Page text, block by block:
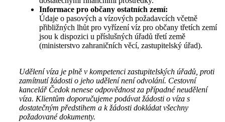
Informace pro občany ostatních zemí:
Údaje o pasových a vízových požadavcích včetně
přibližných lhůt pro vyřízení víz pro občany třetích zemí
jsou k dispozici u příslušných úřadů třetí země
(ministerstvo zahraničních věcí, zastupitelský úřad).
Udělení víza je plně v kompetenci zastupitelských úřadů, proti
zamítnutí žádosti o jeho udělení není odvolání. Cestovní
kancelář Čedok nenese odpovědnost za případné neudělení
víza. Klientům doporučujeme podávat žádosti o víza s
dostatečným předstihem a k žádosti dokládat všechny
požadované dokumenty.